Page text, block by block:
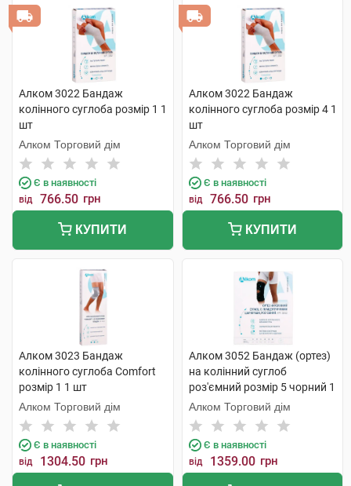
Алком 3022 Бандаж
колінного суглоба розмір 1 1
шт
Алком Торговий дім
Є в наявності
від 766.50 грн
КУПИТИ
Алком 3022 Бандаж
колінного суглоба розмір 4 1
шт
Алком Торговий дім
Є в наявності
від 766.50 грн
КУПИТИ
Алком 3023 Бандаж
колінного суглоба Comfort
розмір 1 1 шт
Алком Торговий дім
Є в наявності
від 1304.50 грн
Алком 3052 Бандаж (ортез)
на колінний суглоб
роз'ємний розмір 5 чорний 1
шт
Алком Торговий дім
Є в наявності
від 1359.00 грн